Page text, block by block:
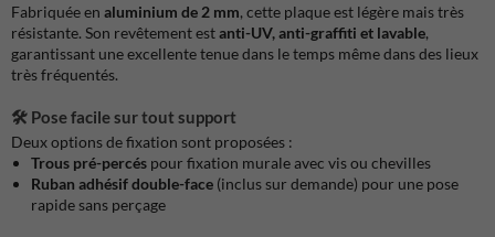
Fabriquée en aluminium de 2 mm, cette plaque est légère mais très
résistante. Son revêtement estanti-UV, anti-graffiti et lavable,
garantissant une excellente tenue dans le temps même dans des lieux
très fréquentés.
🛠️ Pose facile sur tout support
Deux options de fixation sont proposées :
Trous pré-percés pour fixation murale avec vis ou chevilles
Ruban adhésif double-face (inclus sur demande) pour une pose
rapide sans perçage